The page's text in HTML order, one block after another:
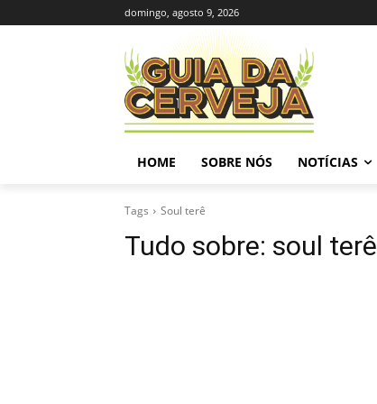
domingo, agosto 9, 2026
HOME SOBRE NÓS NOTÍCIAS
Tags Soul terê
Tudo sobre: soul terê